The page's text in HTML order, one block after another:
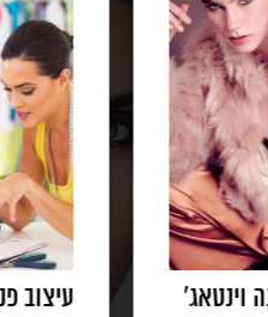
עיצוב פנים לחנויות